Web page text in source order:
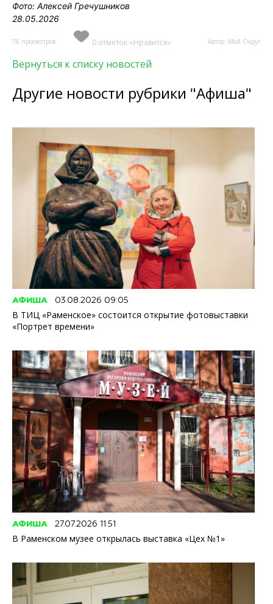
Фото: Алексей Гречушников
28.05.2026
76 просмотров 0 отметок «Нравится» Автор: Мой Округ
Вернуться к списку новостей
Другие новости рубрики "Афиша"
АФИША 03.08.2026 09:05
В ТИЦ «Раменское» состоится открытие фотовыставки
«Портрет времени»
АФИША 27.07.2026 11:51
В Раменском музее открылась выставка «Цех №1»